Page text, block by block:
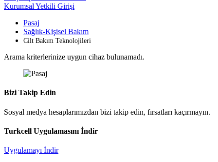
Kurumsal Yetkili Girişi
Pasaj
Sağlık-Kişisel Bakım
Cilt Bakım Teknolojileri
Arama kriterlerinize uygun cihaz bulunamadı.
Bizi Takip Edin
Sosyal medya hesaplarımızdan bizi takip edin, fırsatları kaçırmayın.
Turkcell Uygulamasını İndir
Uygulamayı İndir